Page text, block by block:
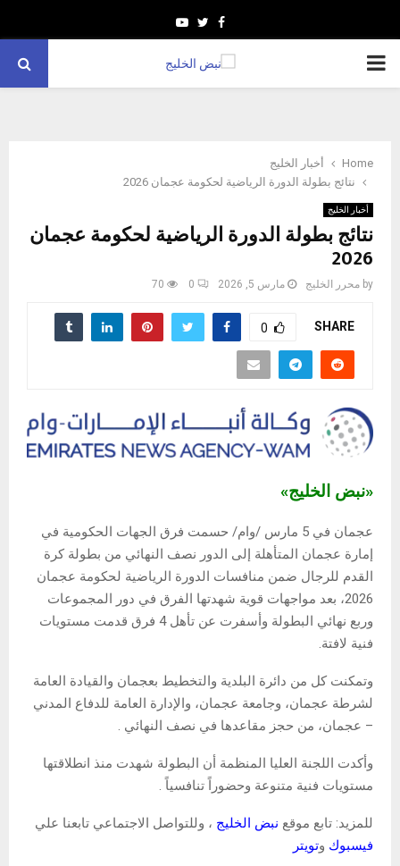
Facebook
Twitter
Youtube
PRIMARY
Home
أخبار الخليج
أخبار الخليج
‎نتائج بطولة الدورة الرياضية لحكومة عجمان
2026
by محرر الخليج مارس 5, 2026 0
70
SHARE
0
«نبض الخليج»
عجمان في 5 مارس /وام/ حسمت فرق الجهات الحكومية في
إمارة عجمان المتأهلة إلى الدور نصف النهائي من بطولة كرة
القدم للرجال ضمن منافسات الدورة الرياضية لحكومة عجمان
2026، بعد مواجهات قوية شهدتها الفرق في دور المجموعات
وربع نهائي البطولة وأسفرت عن تأهل 4 فرق قدمت مستويات
فنية لافتة.
وتمكنت كل من دائرة البلدية والتخطيط بعجمان والقيادة العامة
لشرطة عجمان، وجامعة عجمان، والإدارة العامة للدفاع المدني
– عجمان، من حجز مقاعدها في نصف النهائي .
وأكدت اللجنة العليا المنظمة أن البطولة شهدت منذ انطلاقتها
مستويات فنية متنوعة وحضوراً تنافسياً .
للمزيد: تابع موقع نبض الخليج ، وللتواصل الاجتماعي تابعنا علي
فيسبوك وتويتر